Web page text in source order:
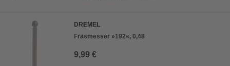
DREMEL
Fräsmesser »192«, 0,48
9,99 €